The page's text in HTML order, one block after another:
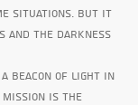
situations. But it
and the darkness
a beacon of light in
is the